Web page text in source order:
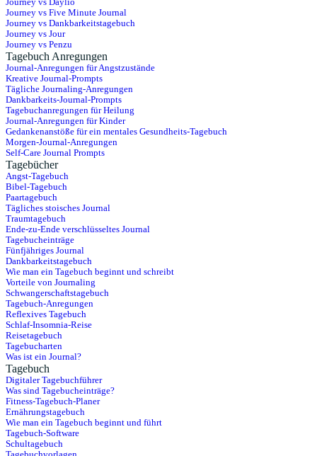
Journey vs Five Minute Journal
Journey vs Dankbarkeitstagebuch
Journey vs Jour
Journey vs Penzu
Tagebuch Anregungen
Journal-Anregungen für Angstzustände
Kreative Journal-Prompts
Tägliche Journaling-Anregungen
Dankbarkeits-Journal-Prompts
Tagebuchanregungen für Heilung
Journal-Anregungen für Kinder
Gedankenanstöße für ein mentales Gesundheits-Tagebuch
Morgen-Journal-Anregungen
Self-Care Journal Prompts
Tagebücher
Angst-Tagebuch
Bibel-Tagebuch
Paartagebuch
Tägliches stoisches Journal
Traumtagebuch
Ende-zu-Ende verschlüsseltes Journal
Tagebucheinträge
Fünfjähriges Journal
Dankbarkeitstagebuch
Wie man ein Tagebuch beginnt und schreibt
Vorteile von Journaling
Schwangerschaftstagebuch
Tagebuch-Anregungen
Reflexives Tagebuch
Schlaf-Insomnia-Reise
Reisetagebuch
Tagebucharten
Was ist ein Journal?
Tagebuch
Digitaler Tagebuchführer
Was sind Tagebucheinträge?
Fitness-Tagebuch-Planer
Ernährungstagebuch
Wie man ein Tagebuch beginnt und führt
Tagebuch-Software
Schultagebuch